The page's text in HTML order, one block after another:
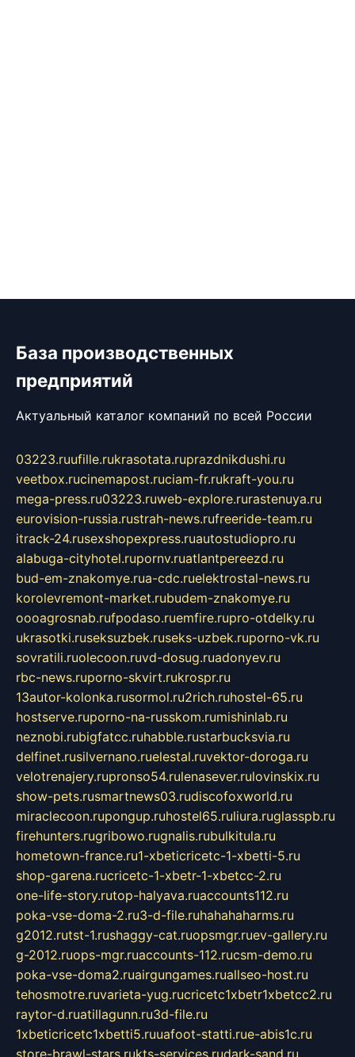
База производственных
предприятий
Актуальный каталог компаний по всей России
03223.ruufille.rukrasotata.ruprazdnikdushi.ru
veetbox.rucinemapost.ruciam-fr.rukraft-you.ru
mega-press.ru03223.ruweb-explore.rurastenuya.ru
eurovision-russia.rustrah-news.rufreeride-team.ru
itrack-24.rusexshopexpress.ruautostudiopro.ru
alabuga-cityhotel.rupornv.ruatlantpereezd.ru
bud-em-znakomye.rua-cdc.ruelektrostal-news.ru
korolevremont-market.rubudem-znakomye.ru
oooagrosnab.rufpodaso.ruemfire.rupro-otdelky.ru
ukrasotki.ruseksuzbek.ruseks-uzbek.ruporno-vk.ru
sovratili.ruolecoon.ruvd-dosug.ruadonyev.ru
rbc-news.ruporno-skvirt.rukrospr.ru
13autor-kolonka.rusormol.ru2rich.ruhostel-65.ru
hostserve.ruporno-na-russkom.rumishinlab.ru
neznobi.rubigfatcc.ruhabble.rustarbucksvia.ru
delfinet.rusilvernano.ruelestal.ruvektor-doroga.ru
velotrenajery.rupronso54.rulenasever.rulovinskix.ru
show-pets.rusmartnews03.rudiscofoxworld.ru
miraclecoon.rupongup.ruhostel65.ruliura.ruglasspb.ru
firehunters.rugribowo.rugnalis.rubulkitula.ru
hometown-france.ru1-xbeticricetc-1-xbetti-5.ru
shop-garena.rucricetc-1-xbetr-1-xbetcc-2.ru
one-life-story.rutop-halyava.ruaccounts112.ru
poka-vse-doma-2.ru3-d-file.ruhahahaharms.ru
g2012.rutst-1.rushaggy-cat.ruopsmgr.ruev-gallery.ru
g-2012.ruops-mgr.ruaccounts-112.rucsm-demo.ru
poka-vse-doma2.ruairgungames.ruallseo-host.ru
tehosmotre.ruvarieta-yug.rucricetc1xbetr1xbetcc2.ru
raytor-d.ruatillagunn.ru3d-file.ru
1xbeticricetc1xbetti5.ruuafoot-statti.rue-abis1c.ru
store-brawl-stars.rukts-services.rudark-sand.ru